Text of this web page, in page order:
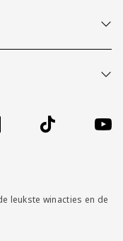
TikTok
leukste winacties en de